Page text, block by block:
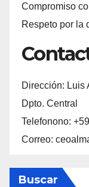
Compromiso
Respeto por la
Dirección: Luis
Dpto. Central
Telefonono:
Correo:
Buscar